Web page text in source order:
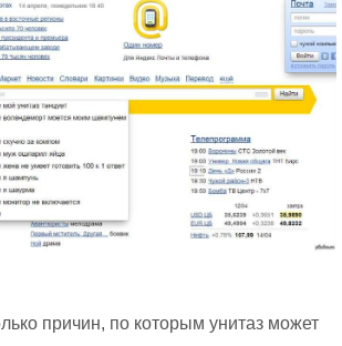
причин, по которым унитаз может